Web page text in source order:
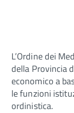
L’Ordine dei
della Provincia
economico a
le funzioni
ordinistica.